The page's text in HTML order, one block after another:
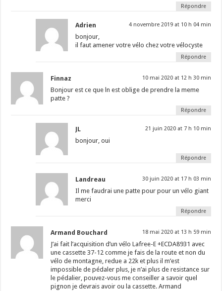
Répondre
Adrien 4 novembre 2019 at 10 h 04 min
bonjour,
il faut amener votre vélo chez votre vélocyste
Répondre
Finnaz 10 mai 2020 at 12 h 30 min
Bonjour est ce que ln est oblige de prendre la meme
patte ?
Répondre
JL 21 juin 2020 at 7 h 10 min
bonjour, oui
Répondre
Landreau 30 juin 2020 at 17 h 03 min
Il me faudrai une patte pour pour un vélo giant
merci
Répondre
Armand Bouchard 18 mai 2020 at 13 h 59 min
J’ai fait l’acquisition d’un vélo Lafree-E +ECDA8931 avec
une cassette 37-12 comme je fais de la route et non du
vélo de montagne, redue a 22k et plus il m’est
impossible de pédaler plus, je n’ai plus de resistance sur
le pédalier, pouvez-vous me conseiller a savoir quel
pignon je devrais avoir ou la cassette. Armand